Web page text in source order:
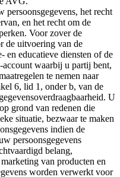
persoonsgegevens, het recht
en het recht om de
Voor zover de
de uitvoering van de
en educatieve diensten of de
account waarbij u partij bent,
te nemen naar
6, lid 1, onder b, van de
U
grond van redenen die
situatie, bezwaar te maken
indien de
persoonsgegevens
belang,
van producten en
worden verwerkt voor